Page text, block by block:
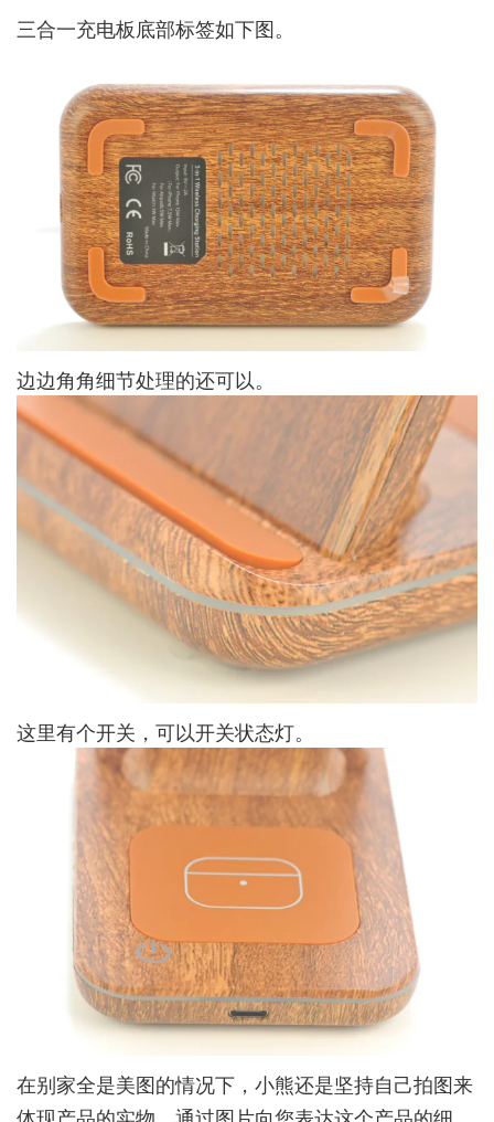
三合一充电板底部标签如下图。
边边角角细节处理的还可以。
这里有个开关，可以开关状态灯。
在别家全是美图的情况下，小熊还是坚持自己拍图来
体现产品的实物，通过图片向您表达这个产品的细